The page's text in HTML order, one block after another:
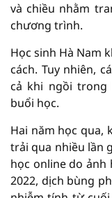
và chiều nhằm
chương trình.
Học sinh Hà Nam
cách. Tuy nhiên,
cả khi ngồi trong
buổi học.
Hai năm học qua,
trải qua nhiều lần
học online do ảnh
2022, dịch bùng